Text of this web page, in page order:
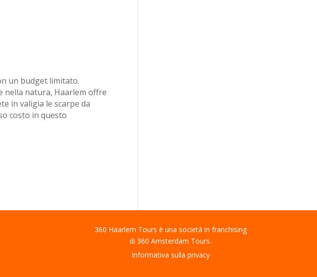
un budget limitato.
nella natura, Haarlem offre
in valigia le scarpe da
costo in questo
360 Haarlem Tours è una società in franchising
di 360 Amsterdam Tours.
Informativa sulla privacy